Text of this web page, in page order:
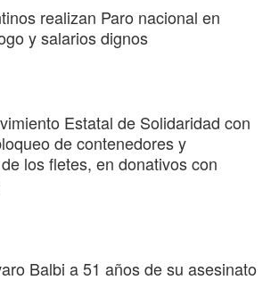
realizan Paro nacional en
y salarios dignos
Estatal de Solidaridad con
de contenedores y
los fletes, en donativos con
Balbi a 51 años de su asesinato